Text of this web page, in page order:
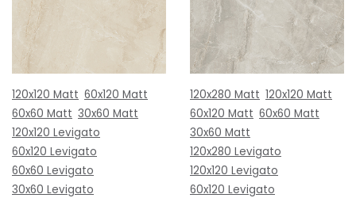
120x120 Matt 60x120 Matt
60x60 Matt 30x60 Matt
120x120 Levigato
60x120 Levigato
60x60 Levigato
30x60 Levigato
120x280 Matt 120x120 Matt
60x120 Matt 60x60 Matt
30x60 Matt
120x280 Levigato
120x120 Levigato
60x120 Levigato